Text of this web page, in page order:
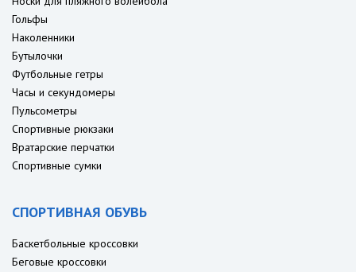
Гольфы
Наколенники
Бутылочки
Футбольные гетры
Часы и секундомеры
Пульсометры
Спортивные рюкзаки
Вратарские перчатки
Спортивные сумки
СПОРТИВНАЯ ОБУВЬ
Баскетбольные кроссовки
Беговые кроссовки